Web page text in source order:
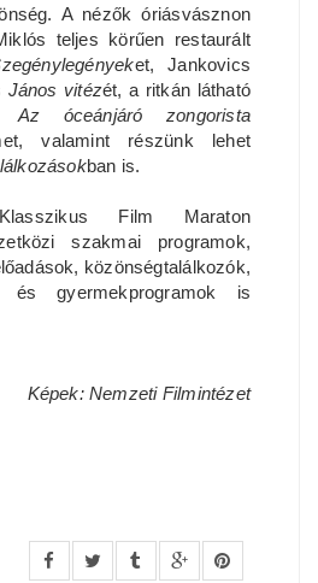
A nézők óriásvásznon
teljes körűen restaurált
et, Jankovics
János vitézét, a ritkán látható
Az óceánjáró zongorista
valamint részünk lehet
ban is.
Film Maraton
szakmai programok,
közönségtalálkozók,
és gyermekprogramok is
Képek: Nemzeti Filmintézet